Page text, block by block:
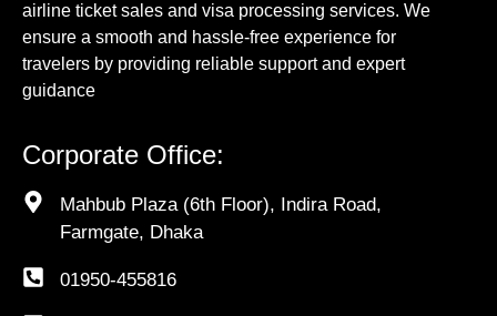
airline ticket sales and visa processing services. We
ensure a smooth and hassle-free experience for
travelers by providing reliable support and expert
guidance
Corporate Office:
Mahbub Plaza (6th Floor), Indira Road,
Farmgate, Dhaka
01950-455816